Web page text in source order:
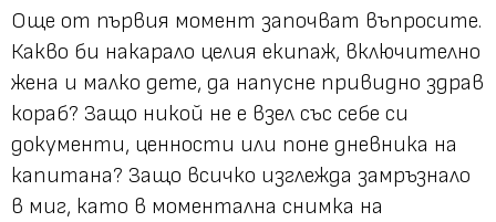
Още от първия момент започват въпросите.
Какво би накарало целия екипаж, включително
жена и малко дете, да напусне привидно здрав
кораб? Защо никой не е взел със себе си
документи, ценности или поне дневника на
капитана? Защо всичко изглежда замръзнало
в миг, като в моментална снимка на